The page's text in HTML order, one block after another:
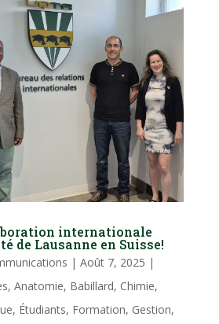
internationale
de Lausanne en Suisse!
| Août 7, 2025 |
, Anatomie, Babillard, Chimie,
, Étudiants, Formation, Gestion,